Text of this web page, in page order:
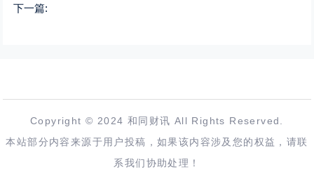
下一篇:
Copyright © 2024 和同财讯 All Rights Reserved.
本站部分内容来源于用户投稿，如果该内容涉及您的权益，请联
系我们协助处理！